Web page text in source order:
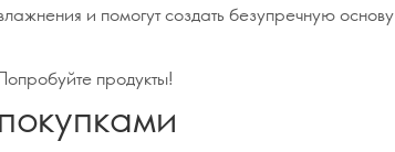
и помогут создать безупречную основу
продукты!